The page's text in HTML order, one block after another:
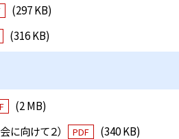
(297 KB)
(316 KB)
(2 MB)
に向けて２）
PDF
(340 KB)